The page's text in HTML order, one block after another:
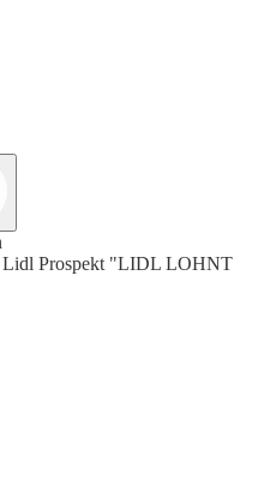
Lidl Prospekt "LIDL LOHNT